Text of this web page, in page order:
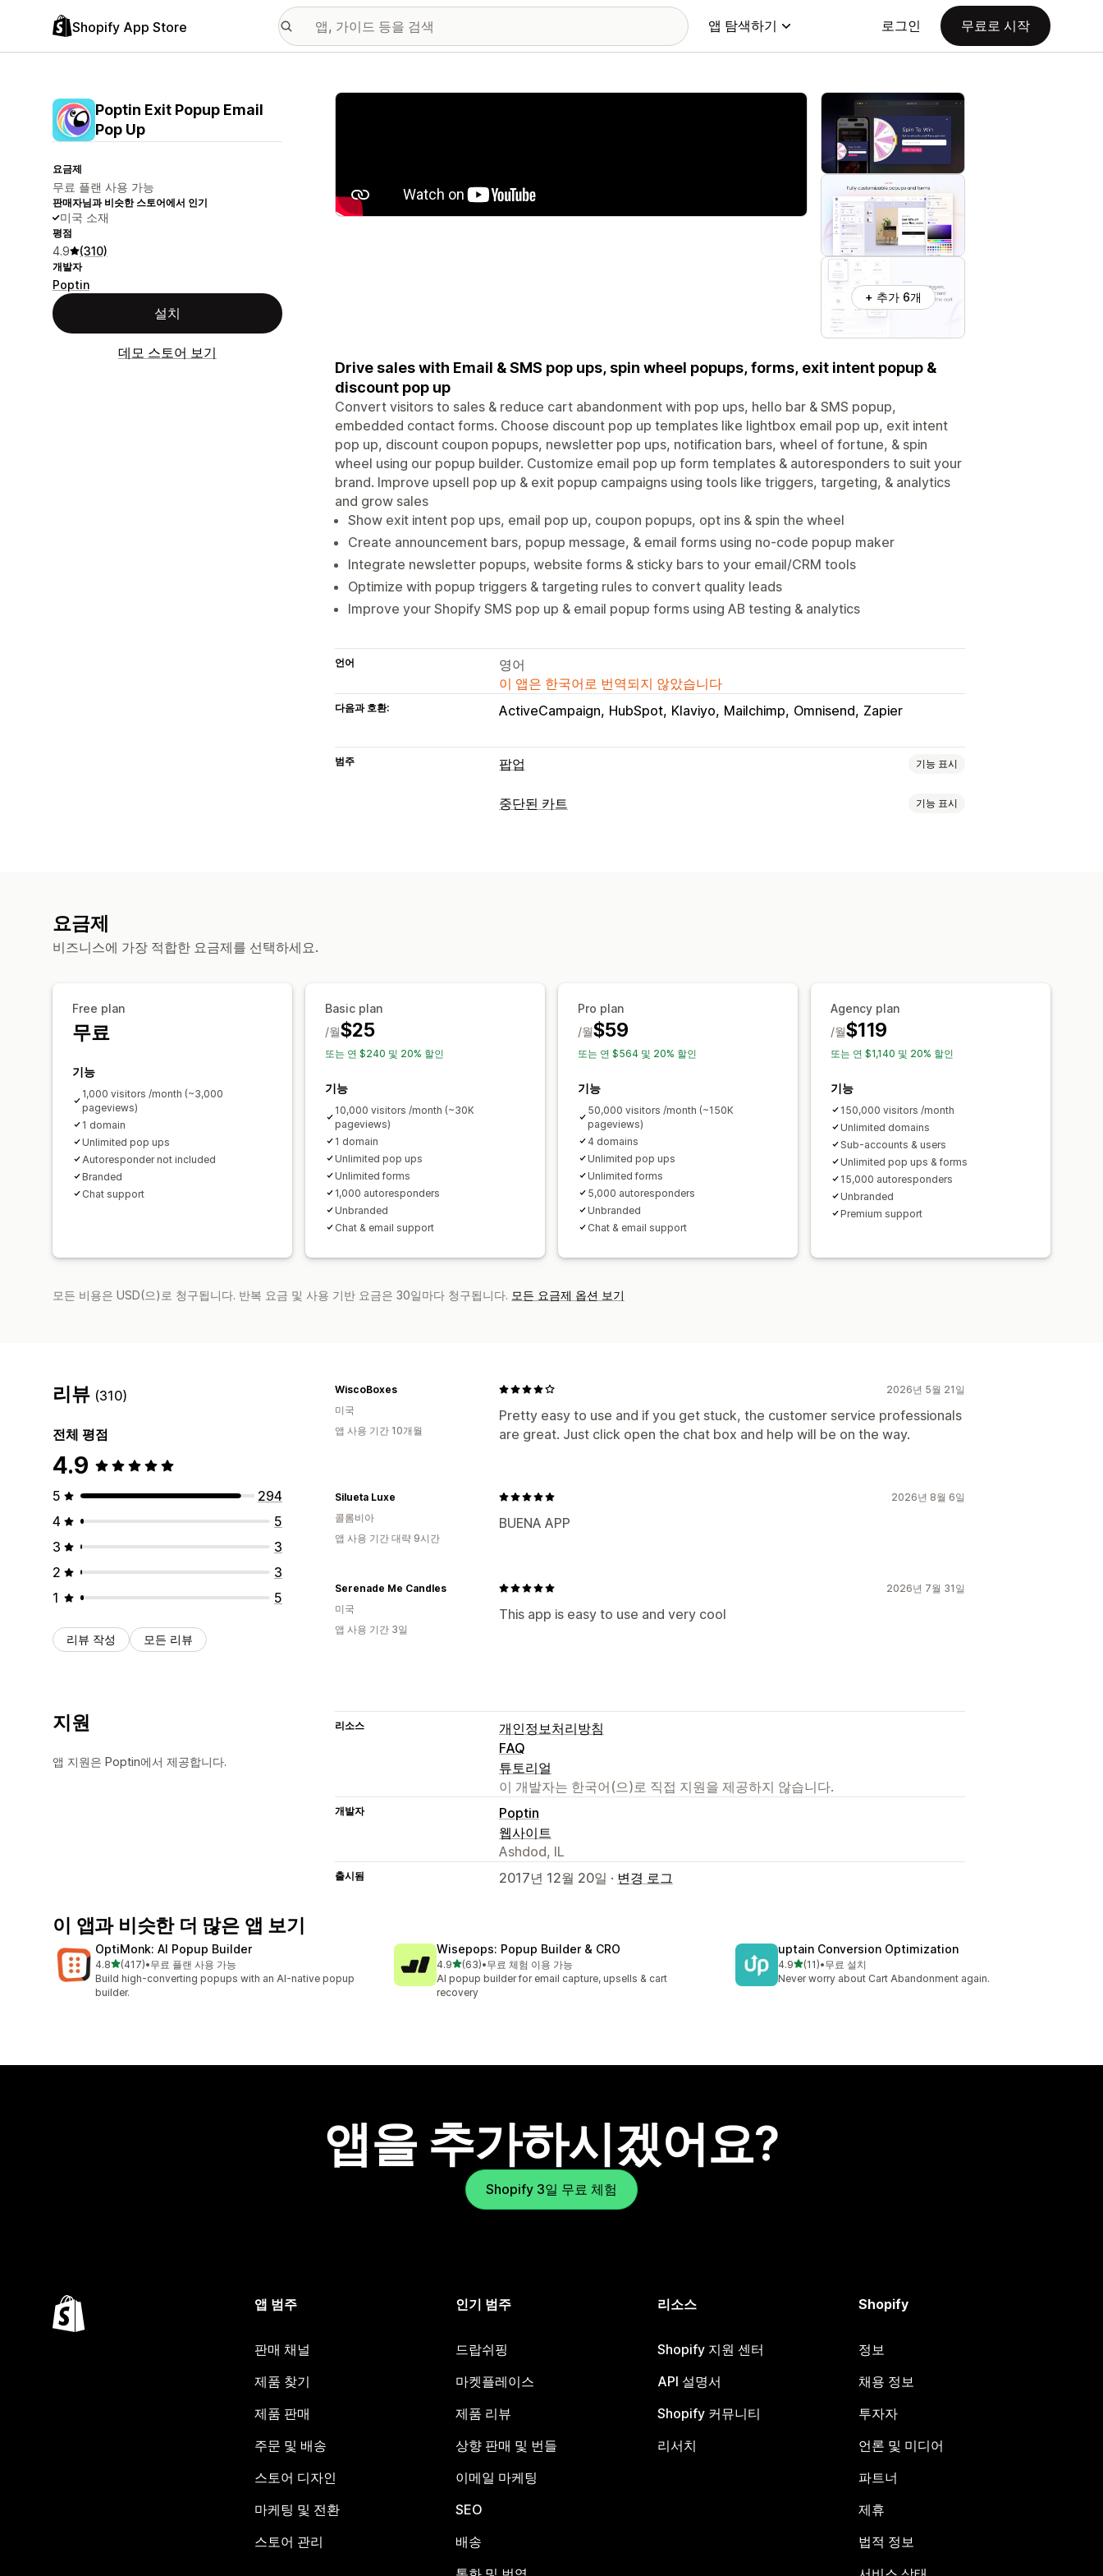
Shopify App Store 앱 탐색하기 로그인 무료로 시작
Poptin Exit Popup Email
Pop Up
요금제
무료 플랜 사용 가능
판매자님과 비슷한 스토어에서 인기
미국 소재
평점
4.9 (310)
개발자
Poptin
설치
데모 스토어 보기
추천 이미지 갤러리
+ 추가 6개
Drive sales with Email & SMS pop ups, spin wheel popups, forms, exit intent popup &
discount pop up
Convert visitors to sales & reduce cart abandonment with pop ups, hello bar & SMS popup,
embedded contact forms. Choose discount pop up templates like lightbox email pop up, exit intent
pop up, discount coupon popups, newsletter pop ups, notification bars, wheel of fortune, & spin
wheel using our popup builder. Customize email pop up form templates & autoresponders to suit your
brand. Improve upsell pop up & exit popup campaigns using tools like triggers, targeting, & analytics
and grow sales
Show exit intent pop ups, email pop up, coupon popups, opt ins & spin the wheel
Create announcement bars, popup message, & email forms using no-code popup maker
Integrate newsletter popups, website forms & sticky bars to your email/CRM tools
Optimize with popup triggers & targeting rules to convert quality leads
Improve your Shopify SMS pop up & email popup forms using AB testing & analytics
언어
영어
이 앱은 한국어로 번역되지 않았습니다
다음과 호환: ActiveCampaign HubSpot Klaviyo Mailchimp Omnisend Zapier
범주 팝업 기능 표시
팝업 유형
중단된 카트 기능 표시
요금제
비즈니스에 가장 적합한 요금제를 선택하세요.
Free plan
무료
기능
1,000 visitors /month (~3,000
pageviews)
1 domain
Unlimited pop ups
Autoresponder not included
Branded
Chat support
Basic plan
$25
/월
또는 연 $240 및 20% 할인
기능
10,000 visitors /month (~30K
pageviews)
1 domain
Unlimited pop ups
Unlimited forms
1,000 autoresponders
Unbranded
Chat & email support
Pro plan
$59
/월
또는 연 $564 및 20% 할인
기능
50,000 visitors /month (~150K
pageviews)
4 domains
Unlimited pop ups
Unlimited forms
5,000 autoresponders
Unbranded
Chat & email support
Agency plan
$119
/월
또는 연 $1,140 및 20% 할인
기능
150,000 visitors /month
Unlimited domains
Sub-accounts & users
Unlimited pop ups & forms
15,000 autoresponders
Unbranded
Premium support
모든 비용은 USD(으)로 청구됩니다. 반복 요금 및 사용 기반 요금은 30일마다 청구됩니다. 모든 요금제 옵션 보기
리뷰 (310)
전체 평점
4.9
5
294
4
5
3
3
2
3
1
5
리뷰 작성 모든 리뷰
2026년 5월 21일
Pretty easy to use and if you get stuck, the customer service professionals
are great. Just click open the chat box and help will be on the way.
WiscoBoxes
미국
앱 사용 기간 10개월
2026년 8월 6일
BUENA APP
Silueta Luxe
콜롬비아
앱 사용 기간 대략 9시간
2026년 7월 31일
This app is easy to use and very cool
Serenade Me Candles
미국
앱 사용 기간 3일
지원
앱 지원은 Poptin에서 제공합니다.
리소스
개인정보처리방침
FAQ
튜토리얼
이 개발자는 한국어(으)로 직접 지원을 제공하지 않습니다.
개발자
Poptin
웹사이트
Ashdod, IL
출시됨 2017년 12월 20일 · 변경 로그
이 앱과 비슷한 더 많은 앱 보기
OptiMonk: AI Popup Builder
4.8별 5개 중
(417)
총 리뷰 417개
•무료 플랜 사용 가능
Build high-converting popups with an AI-native popup
builder.
Wisepops: Popup Builder & CRO
4.9별 5개 중
(63)
총 리뷰 63개
•무료 체험 이용 가능
AI popup builder for email capture, upsells & cart
recovery
uptain Conversion Optimization
4.9별 5개 중
(11)
총 리뷰 11개
•무료 설치
Never worry about Cart Abandonment again.
앱을 추가하시겠어요?
Shopify 3일 무료 체험
앱 범주
판매 채널
제품 찾기
제품 판매
주문 및 배송
스토어 디자인
마케팅 및 전환
스토어 관리
인기 범주
드랍쉬핑
마켓플레이스
제품 리뷰
상향 판매 및 번들
이메일 마케팅
SEO
배송
리소스
Shopify 지원 센터
API 설명서
Shopify 커뮤니티
리서치
Shopify
정보
채용 정보
투자자
언론 및 미디어
파트너
제휴
법적 정보